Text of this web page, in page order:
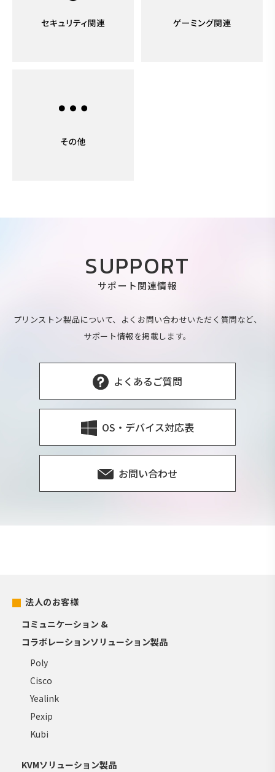
SUPPORT
サポート関連情報
プリンストン製品について、よくお問い合わせいただく質問など、
サポート情報を掲載します。
よくあるご質問
OS・デバイス対応表
お問い合わせ
法人のお客様
コミュニケーション &
コラボレーションソリューション製品
Poly
Cisco
Yealink
Pexip
Kubi
KVMソリューション製品